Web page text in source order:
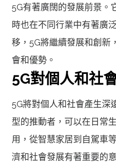
5G有著廣闊的發展前景。
時也在不同行業中有著廣
移，5G將繼續發展和創新
會和優勢。
5G對個人和社
5G將對個人和社會產生深
型的推動者，可以在日常
用，從智慧家居到自駕車
濟和社會發展有著重要的